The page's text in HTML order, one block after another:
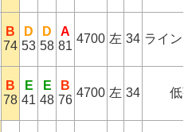
B
74
D
53
D
58
A
81
4700 左 34 ライン
B
78
E
41
E
48
B
76
4700 左 34 低